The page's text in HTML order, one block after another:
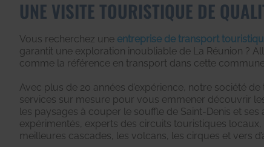
UNE VISITE TOURISTIQUE DE
Vous recherchez une entreprise de transport
garantit une exploration inoubliable de La Réunion ?
comme la référence en transport dans cette
Avec plus de 20 années d’expérience, notre société
services sur mesure pour vous emmener découvrir
les paysages à couper le souffle de Saint-Denis et
expérimentés, experts des circuits touristiques
meilleures cascades, les volcans, les cirques et vers